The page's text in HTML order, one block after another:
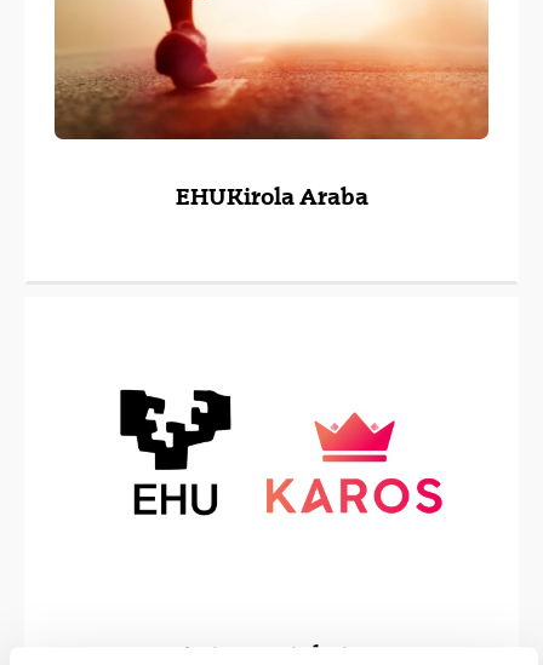
EHUKirola Araba
Autoa partekatu